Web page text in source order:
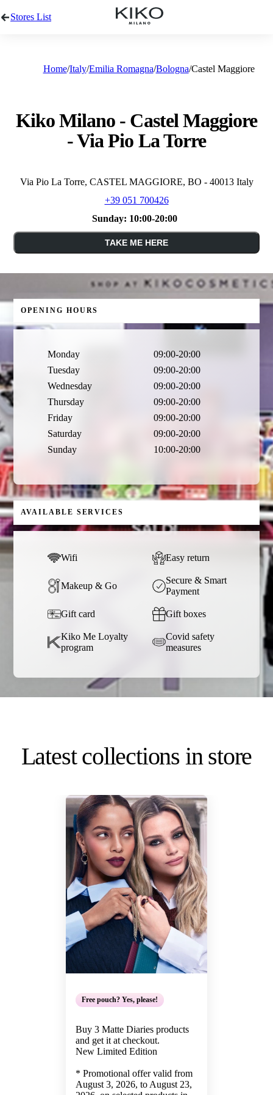
Stores List
Home Italy Emilia Romagna Bologna Castel Maggiore
Kiko Milano - Castel Maggiore
- Via Pio La Torre
Via Pio La Torre, CASTEL MAGGIORE, BO - 40013 Italy
+39 051 700426
Sunday: 10:00-20:00
TAKE ME HERE
OPENING HOURS
Monday
09:00-20:00
Tuesday
09:00-20:00
Wednesday
09:00-20:00
Thursday
09:00-20:00
Friday
09:00-20:00
Saturday
09:00-20:00
Sunday
10:00-20:00
AVAILABLE SERVICES
Wifi Easy return
Makeup & Go
Secure & Smart
Payment
Gift card Gift boxes
Kiko Me Loyalty
program
Covid safety
measures
Latest collections in store
Free pouch? Yes, please!
Buy 3 Matte Diaries products
and get it at checkout.
New Limited Edition
* Promotional offer valid from
August 3, 2026, to August 23,